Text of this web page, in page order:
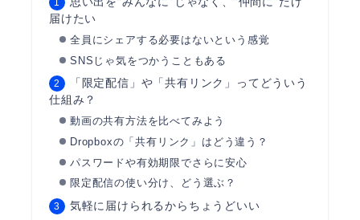
届けたい
全員にシェアする必要はないという感覚
SNSじゃ気をつかうこともある
「限定配信」や「共有リンク」ってどういう
仕組み？
動画の共有方法を比べてみよう
Dropboxの「共有リンク」はどう違う？
パスワードや有効期限でさらに安心
限定配信の使い分け、どう選ぶ？
気軽に届けられるからちょうどいい